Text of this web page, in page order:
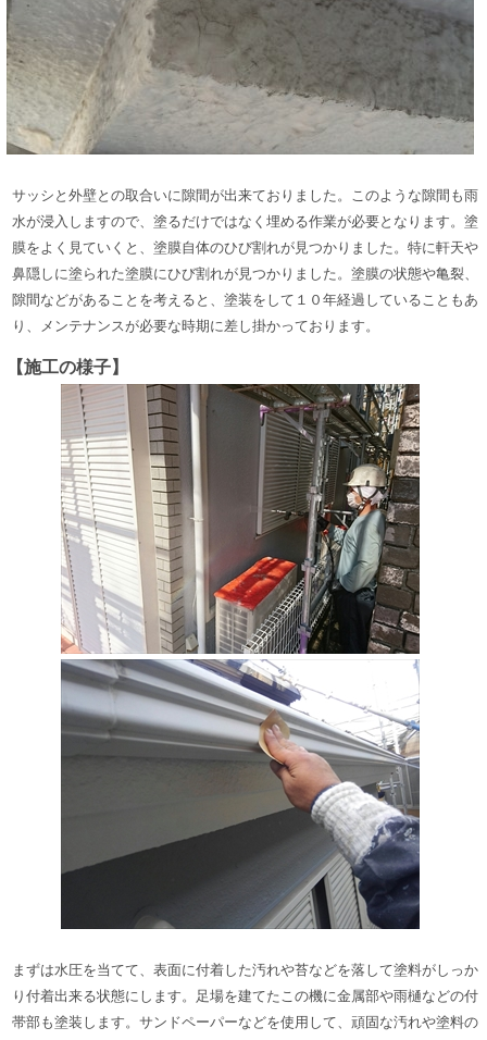
サッシと外壁との取合いに隙間が出来ておりました。このような隙間も雨
水が浸入しますので、塗るだけではなく埋める作業が必要となります。塗
膜をよく見ていくと、塗膜自体のひび割れが見つかりました。特に軒天や
鼻隠しに塗られた塗膜にひび割れが見つかりました。塗膜の状態や亀裂、
隙間などがあることを考えると、塗装をして１０年経過していることもあ
り、メンテナンスが必要な時期に差し掛かっております。
【施工の様子】
まずは水圧を当てて、表面に付着した汚れや苔などを落して塗料がしっか
り付着出来る状態にします。足場を建てたこの機に金属部や雨樋などの付
帯部も塗装します。サンドペーパーなどを使用して、頑固な汚れや塗料の